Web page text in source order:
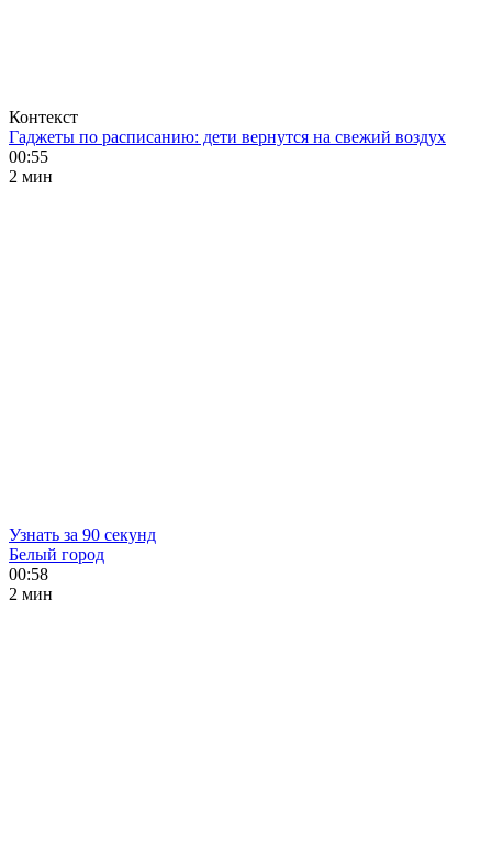
Контекст
Гаджеты по расписанию: дети вернутся на свежий воздух
00:55
2 мин
Узнать за 90 секунд
Белый город
00:58
2 мин